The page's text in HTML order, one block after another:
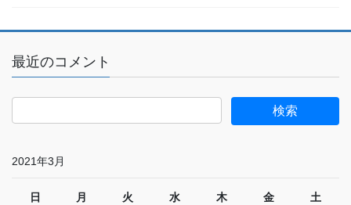
最近のコメント
2021年3月
日 月 火 水 木 金 土